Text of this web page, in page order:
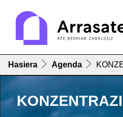
Hasiera Agenda